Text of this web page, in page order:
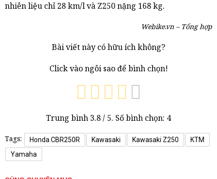
nhiên liệu chỉ 28 km/l và Z250 nặng 168 kg.
Webike.vn – Tổng hợp
Bài viết này có hữu ích không?
Click vào ngôi sao để bình chọn!
Trung bình 3.8/ 5. Số bình chọn: 4
Tags: Honda CBR250R Kawasaki Kawasaki Z250
KTM
Yamaha